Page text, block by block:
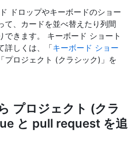
ドロップやキーボードのショー
て、カードを並べ替えたり列間
できます。 キーボード ショート
詳しくは、「キーボード ショー
プロジェクト (クラシック)」を
プロジェクト (クラ
と pull request を追